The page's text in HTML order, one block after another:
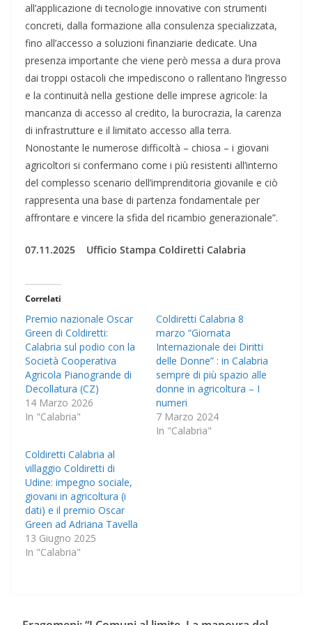
all’applicazione di tecnologie innovative con strumenti
concreti, dalla formazione alla consulenza specializzata,
fino all’accesso a soluzioni finanziarie dedicate. Una
presenza importante che viene però messa a dura prova
dai troppi ostacoli che impediscono o rallentano l’ingresso
e la continuità nella gestione delle imprese agricole: la
mancanza di accesso al credito, la burocrazia, la carenza
di infrastrutture e il limitato accesso alla terra.
Nonostante le numerose difficoltà – chiosa – i giovani
agricoltori si confermano come i più resistenti all’interno
del complesso scenario dell’imprenditoria giovanile e ciò
rappresenta una base di partenza fondamentale per
affrontare e vincere la sfida del ricambio generazionale”.
07.11.2025 Ufficio Stampa Coldiretti Calabria
Correlati
Premio nazionale Oscar
Green di Coldiretti:
Calabria sul podio con la
Società Cooperativa
Agricola Pianogrande di
Decollatura (CZ)
14 Marzo 2026
In "Calabria"
Coldiretti Calabria 8
marzo “Giornata
Internazionale dei Diritti
delle Donne” : in Calabria
sempre di più spazio alle
donne in agricoltura – I
numeri
7 Marzo 2024
In "Calabria"
Coldiretti Calabria al
villaggio Coldiretti di
Udine: impegno sociale,
giovani in agricoltura (i
dati) e il premio Oscar
Green ad Adriana Tavella
13 Giugno 2025
In "Calabria"